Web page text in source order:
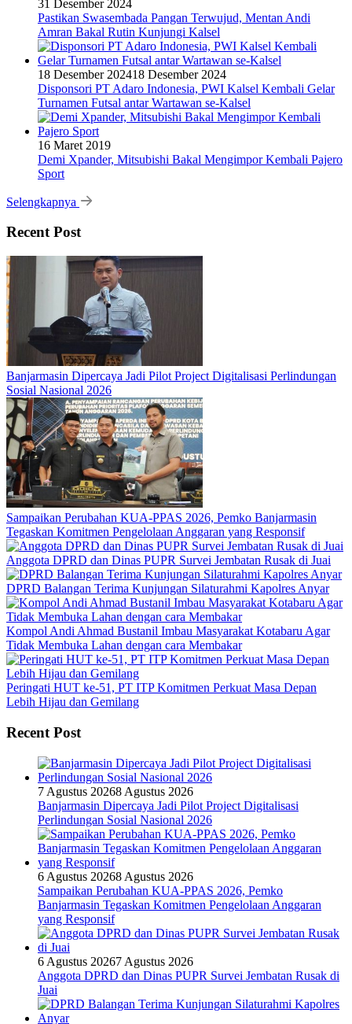
31 Desember 2024
Pastikan Swasembada Pangan Terwujud, Mentan Andi
Amran Bakal Rutin Kunjungi Kalsel
18 Desember 202418 Desember 2024
Disponsori PT Adaro Indonesia, PWI Kalsel Kembali Gelar
Turnamen Futsal antar Wartawan se-Kalsel
16 Maret 2019
Demi Xpander, Mitsubishi Bakal Mengimpor Kembali Pajero
Sport
Selengkapnya
Recent Post
Banjarmasin Dipercaya Jadi Pilot Project Digitalisasi Perlindungan
Sosial Nasional 2026
Sampaikan Perubahan KUA-PPAS 2026, Pemko Banjarmasin
Tegaskan Komitmen Pengelolaan Anggaran yang Responsif
Anggota DPRD dan Dinas PUPR Survei Jembatan Rusak di Juai
DPRD Balangan Terima Kunjungan Silaturahmi Kapolres Anyar
Kompol Andi Ahmad Bustanil Imbau Masyarakat Kotabaru Agar
Tidak Membuka Lahan dengan cara Membakar
Peringati HUT ke-51, PT ITP Komitmen Perkuat Masa Depan
Lebih Hijau dan Gemilang
Recent Post
7 Agustus 20268 Agustus 2026
Banjarmasin Dipercaya Jadi Pilot Project Digitalisasi
Perlindungan Sosial Nasional 2026
6 Agustus 20268 Agustus 2026
Sampaikan Perubahan KUA-PPAS 2026, Pemko
Banjarmasin Tegaskan Komitmen Pengelolaan Anggaran
yang Responsif
6 Agustus 20267 Agustus 2026
Anggota DPRD dan Dinas PUPR Survei Jembatan Rusak di
Juai